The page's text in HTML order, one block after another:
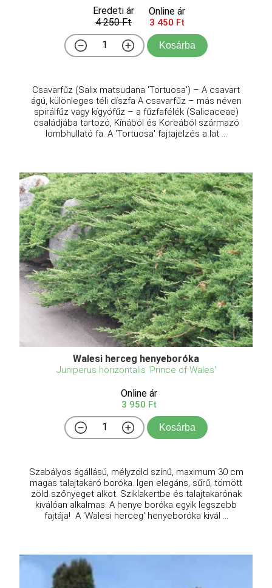
Eredeti ár
4 250 Ft
Online ár
3 450 Ft
Kosárba
Csavarfűz (Salix matsudana 'Tortuosa') – A csavart
ágú, különleges téli díszfa A csavarfűz – más néven
spirálfűz vagy kígyófűz – a fűzfafélék (Salicaceae)
családjába tartozó, Kínából és Koreából származó
lombhullató fa. A 'Tortuosa' fajtajelzés a lat ...
Walesi herceg henyeboróka
Juniperus horizontalis 'Prince of Wales'
Online ár
3 950 Ft
Kosárba
Szabályos ágállású, mélyzöld színű, maximum 30 cm
magas talajtakaró boróka. Igen elegáns, sűrű, tömött
zöld szőnyeget alkot. Sziklakertbe és talajtakarónak
kiválóan alkalmas. A henye boróka egyik legszebb
fajtája! A 'Walesi herceg' henyeboróka kivál ...